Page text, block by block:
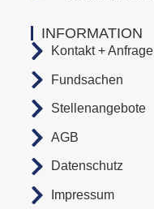
INFORMATION
Kontakt + Anfrage
Fundsachen
Stellenangebote
AGB
Datenschutz
Impressum